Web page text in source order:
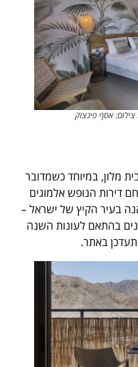
צילום: אסף פינצוק
מלון, במיוחד כשמדובר
דירות הנופש אלמוגים
בעיר הקיץ של ישראל –
בהתאם לעונות השנה
באתר.